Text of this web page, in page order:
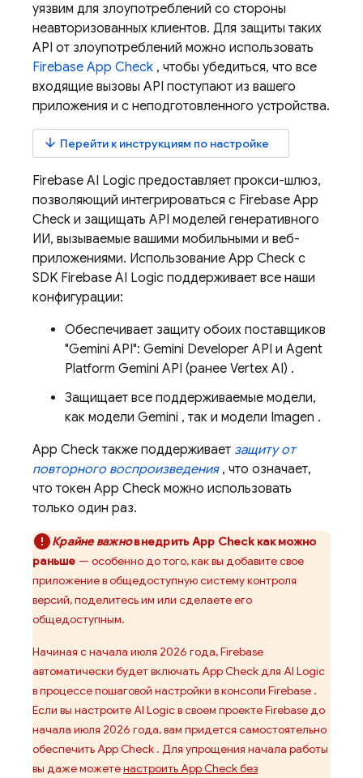
уязвим для злоупотреблений со стороны
неавторизованных клиентов. Для защиты таких
API от злоупотреблений можно использовать
Firebase App Check , чтобы убедиться, что все
входящие вызовы API поступают из вашего
приложения и с неподготовленного устройства.
arrow_downward Перейти к инструкциям по настройке
Firebase AI Logic предоставляет прокси-шлюз,
позволяющий интегрироваться с Firebase App
Check и защищать API моделей генеративного
ИИ, вызываемые вашими мобильными и веб-
приложениями. Использование App Check с
SDK Firebase AI Logic поддерживает все наши
конфигурации:
Обеспечивает защиту обоих поставщиков
"Gemini API": Gemini Developer API и Agent
Platform Gemini API (ранее Vertex AI) .
Защищает все поддерживаемые модели,
как модели Gemini , так и модели Imagen .
App Check также поддерживает защиту от
повторного воспроизведения, что означает,
что токен App Check можно использовать
только один раз.
Крайне важновнедрить App Checkкак можно
раньше — особенно до того, как вы добавите свое
приложение в общедоступную систему контроля
версий, поделитесь им или сделаете его
общедоступным.
Начиная с начала июля 2026 года, Firebase
автоматически будет включатьApp Checkдля AI Logic
в процессе пошаговой настройки в консоли Firebase .
Если вы настроитеAI Logicв своем проекте Firebase до
начала июля 2026 года, вам придется самостоятельно
обеспечитьApp Check . Для упрощения начала работы
вы даже можетенастроитьApp Checkбез